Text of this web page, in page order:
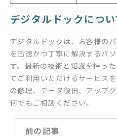
デジタルドックについ
デジタルドックは、お客様の
を迅速かつ丁寧に解決するパ
す。最新の技術と知識を持っ
てご利用いただけるサービス
の修理、データ復旧、アップ
何でもご相談ください。
前の記事